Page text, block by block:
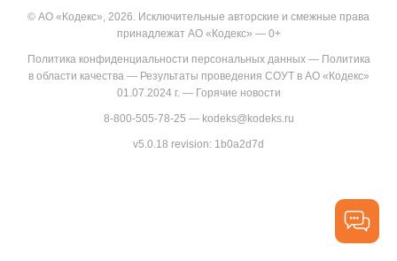
© АО «Кодекс», 2026. Исключительные авторские и смежные права
принадлежат АО «Кодекс» — 0+
Политика конфиденциальности персональных данных— Политика
в области качества— Результаты проведения СОУТ в АО «Кодекс»
01.07.2024 г.— Горячие новости
8-800-505-78-25 — kodeks@kodeks.ru
v5.0.18 revision: 1b0a2d7d